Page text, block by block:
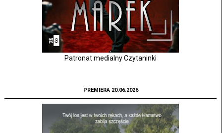
Patronat medialny Czytaninki
PREMIERA 20.06.2026